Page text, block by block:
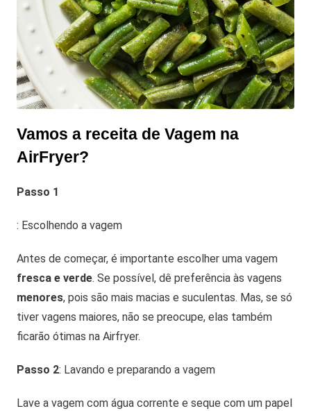
Vamos a receita de Vagem na
AirFryer?
Passo 1
: Escolhendo a vagem
Antes de começar, é importante escolher uma vagem
fresca e verde. Se possível, dê preferência às vagens
menores, pois são mais macias e suculentas. Mas, se só
tiver vagens maiores, não se preocupe, elas também
ficarão ótimas na Airfryer.
Passo 2: Lavando e preparando a vagem
Lave a vagem com água corrente e seque com um papel